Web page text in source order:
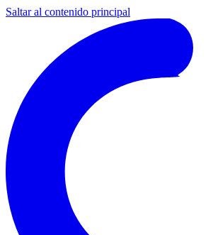
Saltar al contenido principal